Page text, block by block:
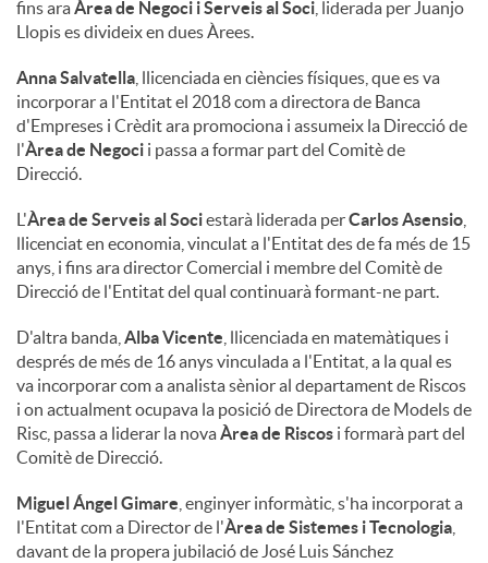
fins araÀrea de Negoci i Serveis al Soci , liderada per Juanjo
Llopis es divideix en dues Àrees.
Anna Salvatella , llicenciada en ciències físiques, que es va
incorporar a l'Entitat el 2018 com a directora de Banca
d'Empreses i Crèdit ara promociona i assumeix la Direcció de
l'Àrea de Negoci i passa a formar part del Comitè de
Direcció.
L'Àrea de Serveis al Sociestarà liderada perCarlos Asensio
llicenciat en economia, vinculat a l'Entitat des de fa més de 15
anys, i fins ara director Comercial i membre del Comitè de
Direcció de l'Entitat del qual continuarà formant-ne part.
D'altra banda, Alba Vicente , llicenciada en matemàtiques i
després de més de 16 anys vinculada a l'Entitat, a la qual es
va incorporar com a analista sènior al departament de Riscos
i on actualment ocupava la posició de Directora de Models de
Risc, passa a liderar la novaÀrea de Riscos i formarà part del
Comitè de Direcció.
Miguel Ángel Gimare , enginyer informàtic, s'ha incorporat a
l'Entitat com a Director de l'Àrea de Sistemes i Tecnologia
davant de la propera jubilació de José Luis Sánchez